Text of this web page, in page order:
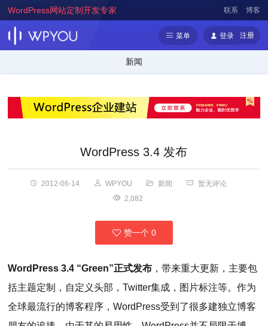
WordPress网站定制开发专家 联系 博客
菜单 登录 注册
新闻
WordPress 3.4 发布
2012-06-14 WPYOU 新闻
暂无评论
2,082
赞一个 0
WordPress 3.4 “Green”正式发布 ，带来重大更新，主要包
括主题定制，自定义头部，Twitter集成，图片标注等。作为
全球最流行的博客程序，WordPress受到了很多建独立博客